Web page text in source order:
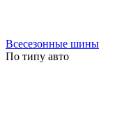
Всесезонные шины
По типу авто